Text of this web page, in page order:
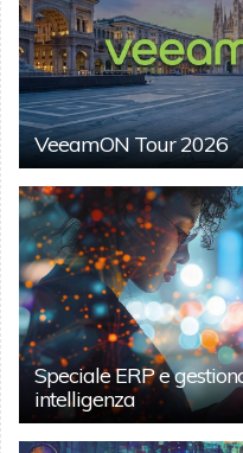
VeeamON Tour 2026
Speciale ERP e
intelligenza